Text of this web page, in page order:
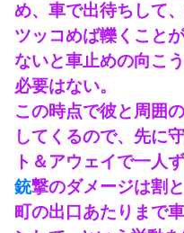
め、車で出待ちして
ツッコめば轢くこと
ないと車止めの向こ
必要はない。
この時点で彼と周囲の
してくるので、先に
ト＆アウェイで一人
銃撃のダメージは割
町の出口あたりまで